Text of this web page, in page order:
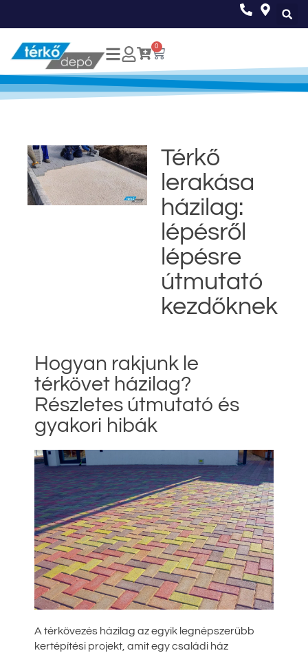
0
Térkő
lerakása
házilag:
lépésről
lépésre
útmutató
kezdőknek
Hogyan rakjunk le
térkövet házilag?
Részletes útmutató és
gyakori hibák
A térkövezés házilag az egyik legnépszerűbb
kertépítési projekt, amit egy családi ház